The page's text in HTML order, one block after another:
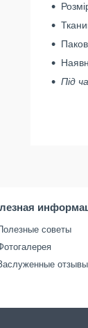
Під
советы